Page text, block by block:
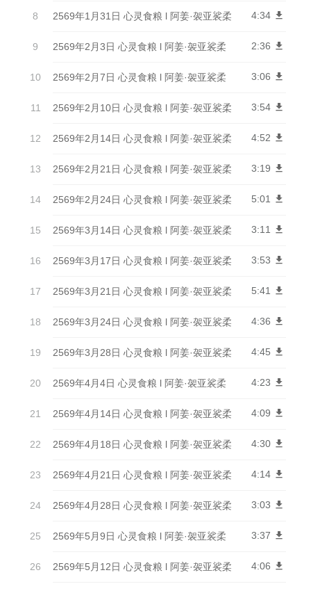
2569年1月31日 心灵食粮 l 阿姜·袈亚裟柔 4:34 get_app
2569年2月3日 心灵食粮 l 阿姜·袈亚裟柔 2:36 get_app
2569年2月7日 心灵食粮 l 阿姜·袈亚裟柔 3:06 get_app
2569年2月10日 心灵食粮 l 阿姜·袈亚裟柔 3:54 get_app
2569年2月14日 心灵食粮 l 阿姜·袈亚裟柔 4:52 get_app
2569年2月21日 心灵食粮 l 阿姜·袈亚裟柔 3:19 get_app
2569年2月24日 心灵食粮 l 阿姜·袈亚裟柔 5:01 get_app
2569年3月14日 心灵食粮 l 阿姜·袈亚裟柔 3:11 get_app
2569年3月17日 心灵食粮 l 阿姜·袈亚裟柔 3:53 get_app
2569年3月21日 心灵食粮 l 阿姜·袈亚裟柔 5:41 get_app
2569年3月24日 心灵食粮 l 阿姜·袈亚裟柔 4:36 get_app
2569年3月28日 心灵食粮 l 阿姜·袈亚裟柔 4:45 get_app
2569年4月4日 心灵食粮 l 阿姜·袈亚裟柔 4:23 get_app
2569年4月14日 心灵食粮 l 阿姜·袈亚裟柔 4:09 get_app
2569年4月18日 心灵食粮 l 阿姜·袈亚裟柔 4:30 get_app
2569年4月21日 心灵食粮 l 阿姜·袈亚裟柔 4:14 get_app
2569年4月28日 心灵食粮 l 阿姜·袈亚裟柔 3:03 get_app
2569年5月9日 心灵食粮 l 阿姜·袈亚裟柔 3:37 get_app
2569年5月12日 心灵食粮 l 阿姜·袈亚裟柔 4:06 get_app